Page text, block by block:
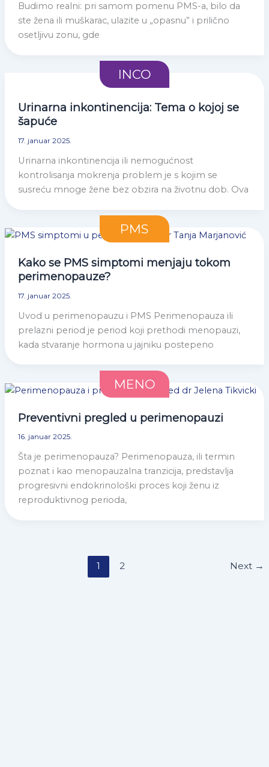
Budimo realni: pri samom pomenu PMS-a, bilo da
ste žena ili muškarac, ulazite u „opasnu” i prilično
osetljivu zonu, gde
INCO
Urinarna inkontinencija: Tema o kojoj se
šapuće
17. januar 2025.
Urinarna inkontinencija ili nemogućnost
kontrolisanja mokrenja problem je s kojim se
susreću mnoge žene bez obzira na životnu dob. Ova
PMS
Kako se PMS simptomi menjaju tokom
perimenopauze?
17. januar 2025.
Uvod u perimenopauzu i PMS Perimenopauza ili
prelazni period je period koji prethodi menopauzi,
kada stvaranje hormona u jajniku postepeno
MENO
Preventivni pregled u perimenopauzi
16. januar 2025.
Šta je perimenopauza? Perimenopauza, ili termin
poznat i kao menopauzalna tranzicija, predstavlja
progresivni endokrinološki proces koji ženu iz
reproduktivnog perioda,
1 2 Next →